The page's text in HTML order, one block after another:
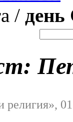
/ день
религия»,